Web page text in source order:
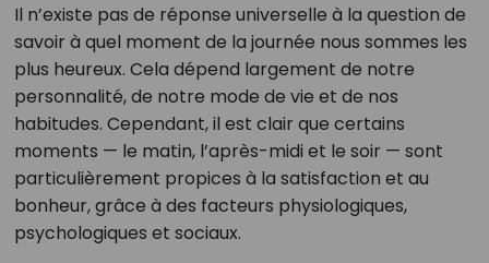
Il n’existe pas de réponse universelle à la question de
savoir à quel moment de la journée nous sommes les
plus heureux. Cela dépend largement de notre
personnalité, de notre mode de vie et de nos
habitudes. Cependant, il est clair que certains
moments — le matin, l’après-midi et le soir — sont
particulièrement propices à la satisfaction et au
bonheur, grâce à des facteurs physiologiques,
psychologiques et sociaux.